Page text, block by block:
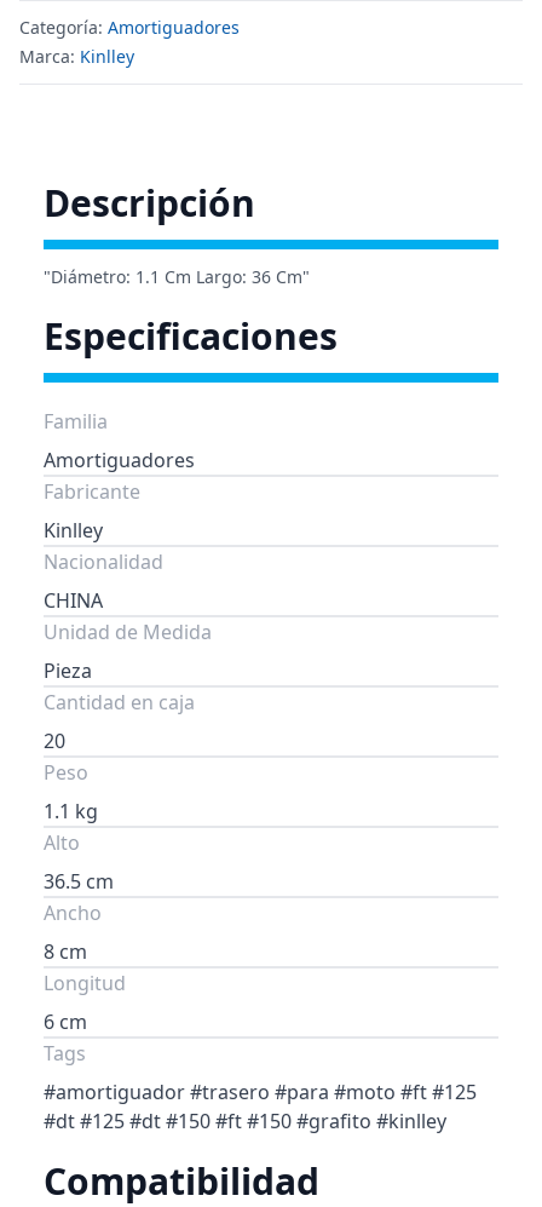
Categoría: Amortiguadores
Marca: Kinlley
Descripción
"Diámetro: 1.1 Cm Largo: 36 Cm"
Especificaciones
Familia
Amortiguadores
Fabricante
Kinlley
Nacionalidad
CHINA
Unidad de Medida
Pieza
Cantidad en caja
20
Peso
1.1 kg
Alto
36.5 cm
Ancho
8 cm
Longitud
6 cm
Tags
#amortiguador #trasero #para #moto #ft #125
#dt #125 #dt #150 #ft #150 #grafito #kinlley
Compatibilidad